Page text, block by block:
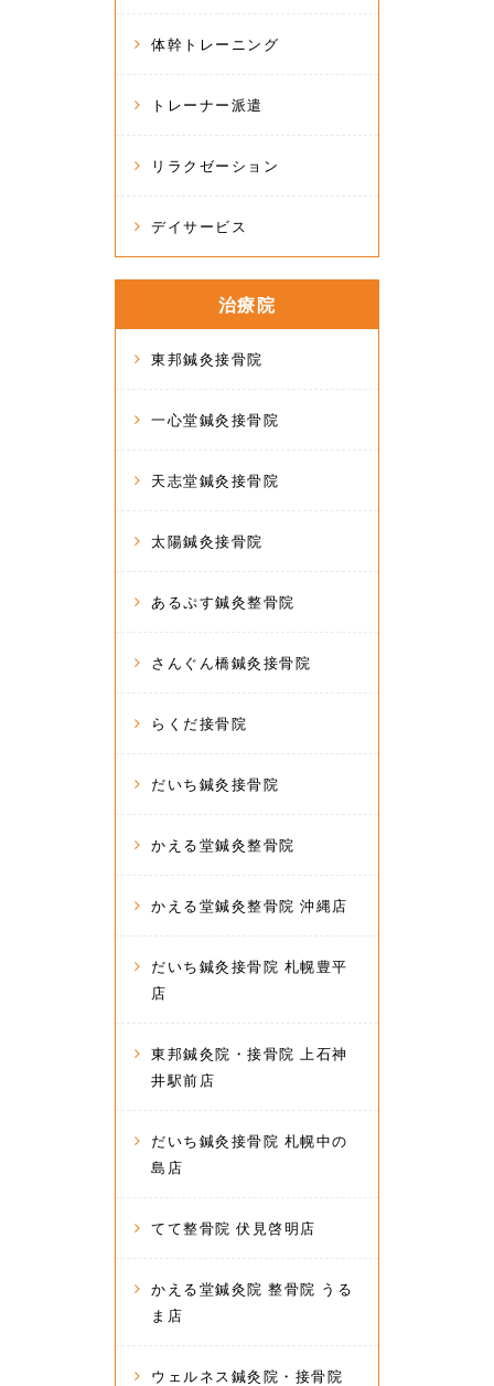
体幹トレーニング
トレーナー派遣
リラクゼーション
デイサービス
治療院
東邦鍼灸接骨院
一心堂鍼灸接骨院
天志堂鍼灸接骨院
太陽鍼灸接骨院
あるぷす鍼灸整骨院
さんぐん橋鍼灸接骨院
らくだ接骨院
だいち鍼灸接骨院
かえる堂鍼灸整骨院
かえる堂鍼灸整骨院 沖縄店
だいち鍼灸接骨院 札幌豊平
店
東邦鍼灸院・接骨院 上石神
井駅前店
だいち鍼灸接骨院 札幌中の
島店
てて整骨院 伏見啓明店
かえる堂鍼灸院 整骨院 うる
ま店
ウェルネス鍼灸院・接骨院